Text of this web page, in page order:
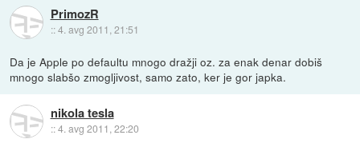
PrimozR
::4. avg 2011, 21:51
Da je Apple po defaultu mnogo dražji oz. za enak denar dobiš
mnogo slabšo zmogljivost, samo zato, ker je gor japka.
nikola tesla
::4. avg 2011, 22:20